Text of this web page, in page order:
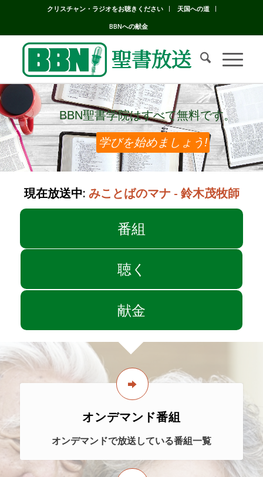
クリスチャン・ラジオをお聴きください
天国への道
BBNへの献金
BBN聖書学院はすべて無料です。
BBN聖書学院はすべて無料です。
学びを始めましょう!
現在放送中: みことばのマナ - 鈴木茂牧師
番組
聴く
献金
オンデマンド番組
オンデマンドで放送している番組一覧